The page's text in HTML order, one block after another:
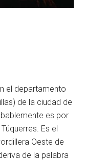
el departamento
de la ciudad de
es por
Es el
Oeste de
de la palabra